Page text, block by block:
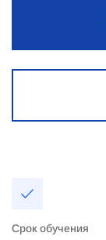
Срок обучения